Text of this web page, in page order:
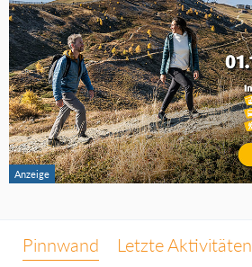
Pinnwand Letzte Aktivitäten